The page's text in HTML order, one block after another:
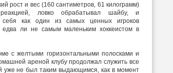
рост и вес (160 сантиметров, 61 килограмм)
ловко обрабатывал шайбу, и
себя как один из самых ценных игроков
едва ли не самым маленьким хоккеистом в
с желтыми горизонтальными полосками и
ареной клубу продолжал служить все
уже не был таким выдающимся, как в момент